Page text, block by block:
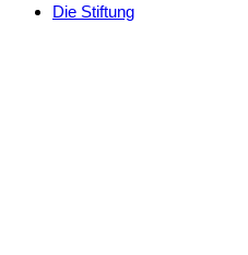
Die Stiftung